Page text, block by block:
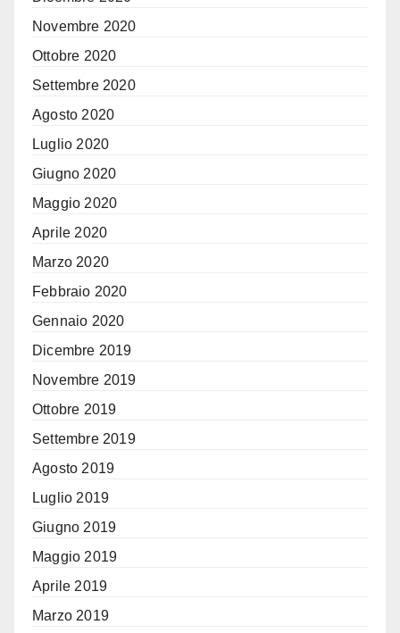
Novembre 2020
Ottobre 2020
Settembre 2020
Agosto 2020
Luglio 2020
Giugno 2020
Maggio 2020
Aprile 2020
Marzo 2020
Febbraio 2020
Gennaio 2020
Dicembre 2019
Novembre 2019
Ottobre 2019
Settembre 2019
Agosto 2019
Luglio 2019
Giugno 2019
Maggio 2019
Aprile 2019
Marzo 2019